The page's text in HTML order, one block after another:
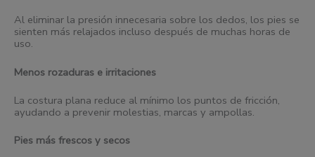
Al eliminar la presión innecesaria sobre los dedos, los pies se
sienten más relajados incluso después de muchas horas de
uso.
Menos rozaduras e irritaciones
La costura plana reduce al mínimo los puntos de fricción,
ayudando a prevenir molestias, marcas y ampollas.
Pies más frescos y secos